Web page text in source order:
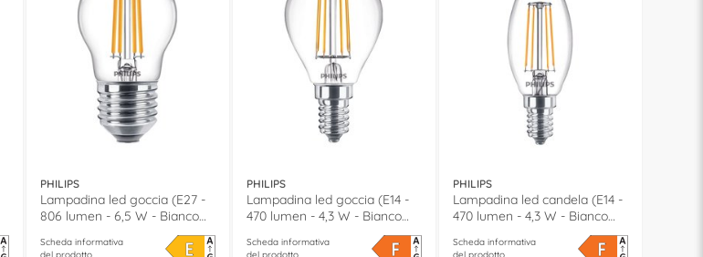
PHILIPS
Lampadina led goccia (E27 -
806 lumen - 6,5 W - Bianco
Scheda informativa
PHILIPS
Lampadina led goccia (E14 -
470 lumen - 4,3 W - Bianco
Scheda informativa
PHILIPS
Lampadina led candela (E14 -
470 lumen - 4,3 W - Bianco
Scheda informativa